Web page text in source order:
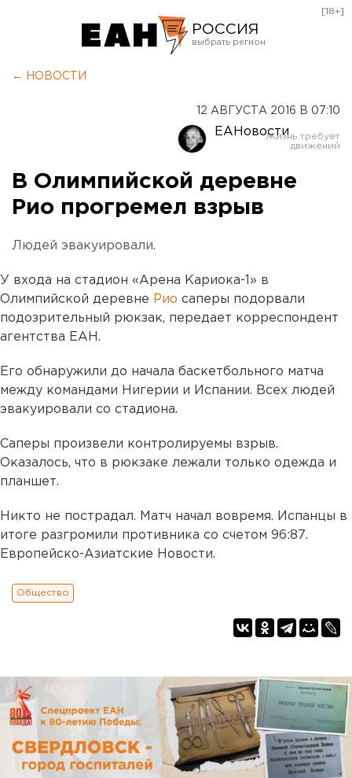
РОССИЯ
Оренбург
[18+]
← НОВОСТИ
12 АВГУСТА 2016 В 07:10
ЕАНовости
В Олимпийской деревне
Рио прогремел взрыв
Людей эвакуировали.
У входа на стадион «Арена Кариока-1» в
Олимпийской деревне Рио саперы подорвали
подозрительный рюкзак, передает корреспондент
агентства ЕАН.
Его обнаружили до начала баскетбольного матча
между командами Нигерии и Испании. Всех людей
эвакуировали со стадиона.
Саперы произвели контролируемы взрыв.
Оказалось, что в рюкзаке лежали только одежда и
планшет.
Никто не пострадал. Матч начал вовремя. Испанцы в
итоге разгромили противника со счетом 96:87.
Европейско-Азиатские Новости.
Общество